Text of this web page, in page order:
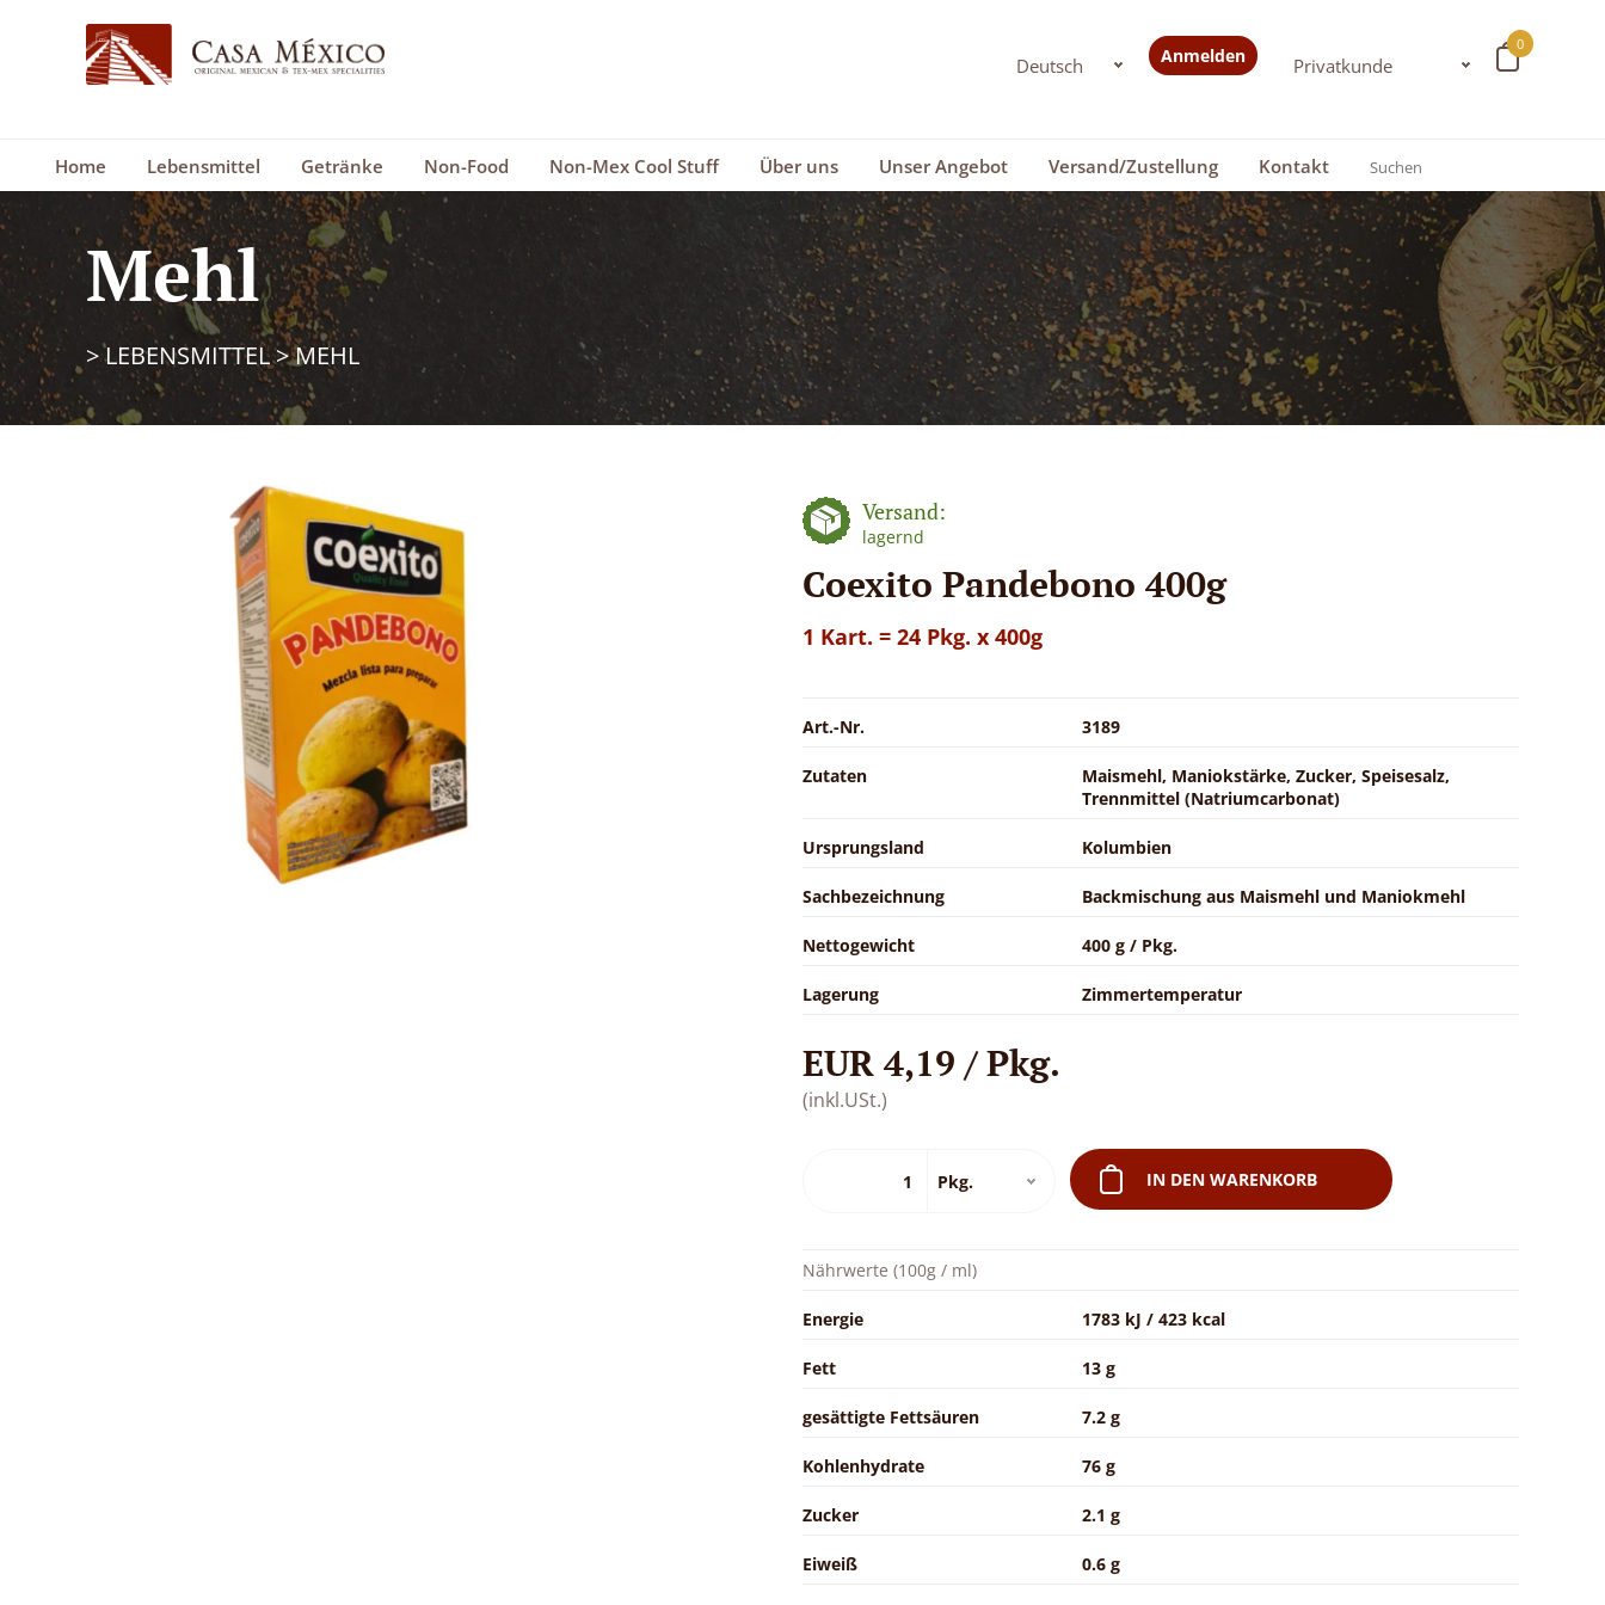
0
Anmelden
Home Lebensmittel Getränke Non-Food Non-Mex Cool Stuff Über uns Unser Angebot Versand/Zustellung Kontakt
Mehl
>LEBENSMITTEL>MEHL
Versand:
lagernd
Coexito Pandebono 400g
1 Kart. = 24 Pkg. x 400g
Art.-Nr. 3189
Zutaten
Maismehl, Maniokstärke, Zucker, Speisesalz,
Trennmittel (Natriumcarbonat)
Ursprungsland Kolumbien
Sachbezeichnung Backmischung aus Maismehl und Maniokmehl
Nettogewicht 400 g / Pkg.
Lagerung Zimmertemperatur
EUR 4,19 / Pkg.
(inkl.USt.)
IN DEN WARENKORB
Nährwerte (100g / ml)
Energie 1783 kJ / 423 kcal
Fett 13 g
gesättigte Fettsäuren 7.2 g
Kohlenhydrate 76 g
Zucker 2.1 g
Eiweiß 0.6 g